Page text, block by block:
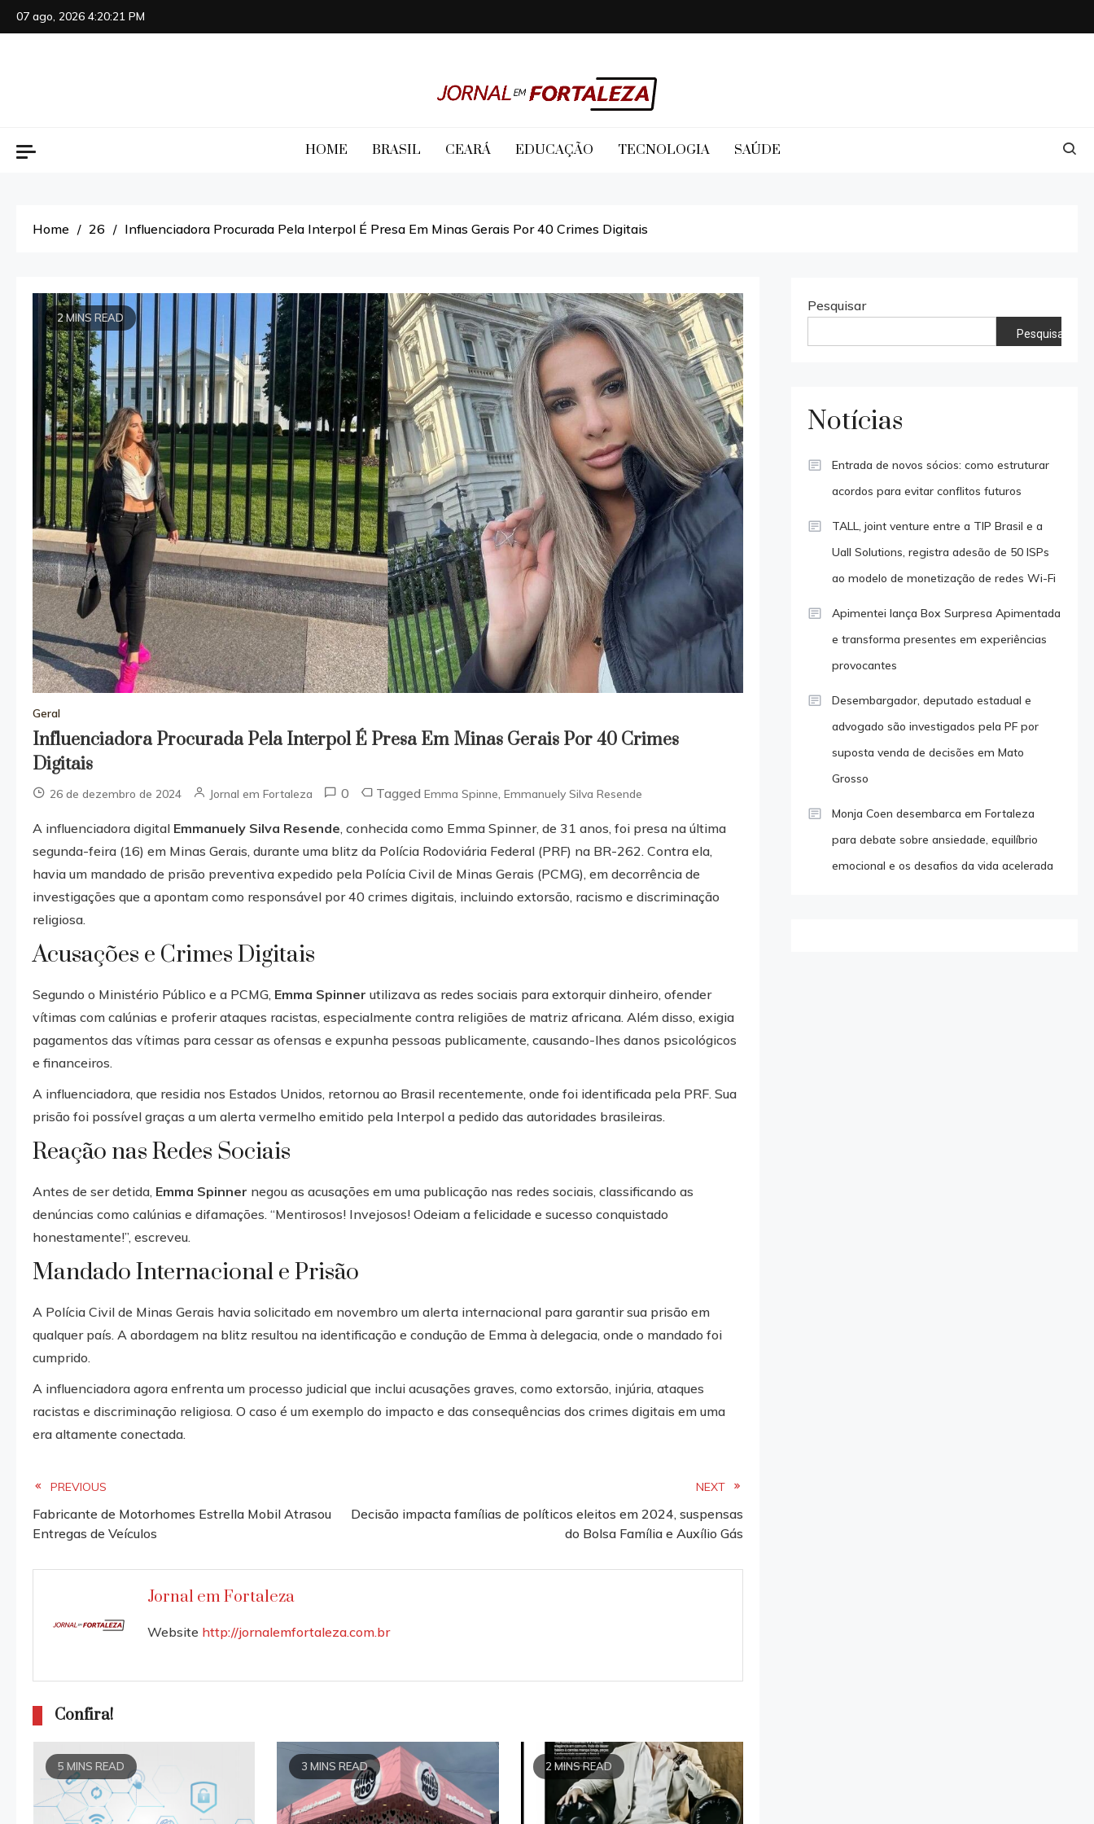
Skip
to
07 ago, 2026 4:20:22 PM
Jornal em Fortaleza
HOME BRASIL CEARÁ EDUCAÇÃO TECNOLOGIA SAÚDE
Home 26 Influenciadora Procurada Pela Interpol É Presa Em Minas Gerais Por 40 Crimes Digitais
2 MINS READ
Geral
Influenciadora Procurada Pela Interpol É Presa Em Minas Gerais Por 40 Crimes
Digitais
26 de dezembro de 2024 Jornal em Fortaleza 0 Tagged Emma Spinne Emmanuely Silva Resende
A influenciadora digital Emmanuely Silva Resende, conhecida como Emma Spinner, de 31 anos, foi presa na última
segunda-feira (16) em Minas Gerais, durante uma blitz da Polícia Rodoviária Federal (PRF) na BR-262. Contra ela,
havia um mandado de prisão preventiva expedido pela Polícia Civil de Minas Gerais (PCMG), em decorrência de
investigações que a apontam como responsável por 40 crimes digitais, incluindo extorsão, racismo e discriminação
religiosa.
Acusações e Crimes Digitais
Segundo o Ministério Público e a PCMG, Emma Spinner utilizava as redes sociais para extorquir dinheiro, ofender
vítimas com calúnias e proferir ataques racistas, especialmente contra religiões de matriz africana. Além disso, exigia
pagamentos das vítimas para cessar as ofensas e expunha pessoas publicamente, causando-lhes danos psicológicos
e financeiros.
A influenciadora, que residia nos Estados Unidos, retornou ao Brasil recentemente, onde foi identificada pela PRF. Sua
prisão foi possível graças a um alerta vermelho emitido pela Interpol a pedido das autoridades brasileiras.
Reação nas Redes Sociais
Antes de ser detida, Emma Spinner negou as acusações em uma publicação nas redes sociais, classificando as
denúncias como calúnias e difamações. “Mentirosos! Invejosos! Odeiam a felicidade e sucesso conquistado
honestamente!”, escreveu.
Mandado Internacional e Prisão
A Polícia Civil de Minas Gerais havia solicitado em novembro um alerta internacional para garantir sua prisão em
qualquer país. A abordagem na blitz resultou na identificação e condução de Emma à delegacia, onde o mandado foi
cumprido.
A influenciadora agora enfrenta um processo judicial que inclui acusações graves, como extorsão, injúria, ataques
racistas e discriminação religiosa. O caso é um exemplo do impacto e das consequências dos crimes digitais em uma
era altamente conectada.
Read
more
articles
PREVIOUS
Fabricante de Motorhomes Estrella Mobil Atrasou
Entregas de Veículos
NEXT
Decisão impacta famílias de políticos eleitos em 2024, suspensas
do Bolsa Família e Auxílio Gás
Jornal em Fortaleza
Website http://jornalemfortaleza.com.br
Confira!
5 MINS READ 3 MINS READ 2 MINS READ
Pesquisar
Pesquisar
Notícias
Entrada de novos sócios: como estruturar
acordos para evitar conflitos futuros
TALL, joint venture entre a TIP Brasil e a
Uall Solutions, registra adesão de 50 ISPs
ao modelo de monetização de redes Wi-Fi
Apimentei lança Box Surpresa Apimentada
e transforma presentes em experiências
provocantes
Desembargador, deputado estadual e
advogado são investigados pela PF por
suposta venda de decisões em Mato
Grosso
Monja Coen desembarca em Fortaleza
para debate sobre ansiedade, equilíbrio
emocional e os desafios da vida acelerada